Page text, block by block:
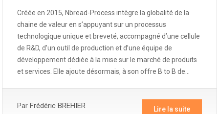
Créée en 2015, Nbread-Process intègre la globalité de la
chaine de valeur en s’appuyant sur un processus
technologique unique et breveté, accompagné d’une cellule
de R&D, d’un outil de production et d’une équipe de
développement dédiée à la mise sur le marché de produits
et services. Elle ajoute désormais, à son offre B to B de…
Par Frédéric BREHIER Lire la suite